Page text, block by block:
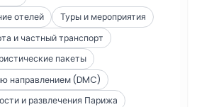
отелей
Туры и мероприятия
и частный транспорт
пакеты
направлением (DMC)
и развлечения Парижа